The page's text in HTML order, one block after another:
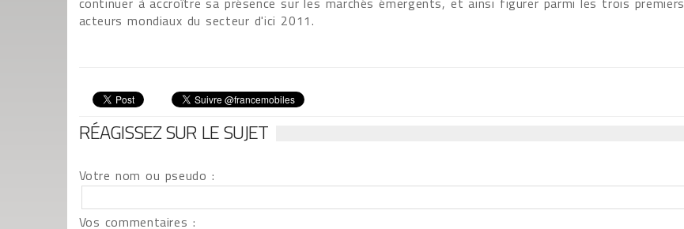
acteurs mondiaux du secteur d'ici 2011.
RÉAGISSEZ SUR LE SUJET
Votre nom ou pseudo :
Vos commentaires :